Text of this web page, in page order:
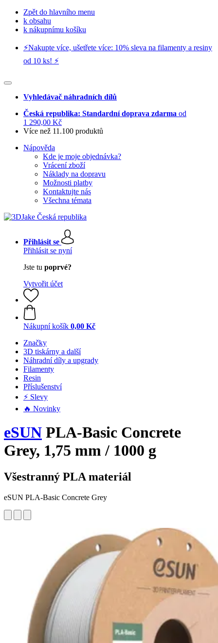
Zpět do hlavního menu
k obsahu
k nákupnímu košíku
⚡️Nakupte více, ušetřete více: 10% sleva na filamenty a resiny
od 10 ks! ⚡️
Vyhledávač náhradních dílů
Česká republika: Standardní doprava zdarma od
1 290,00 Kč
Více než 11.100 produktů
Nápověda
Kde je moje objednávka?
Vrácení zboží
Náklady na dopravu
Možnosti platby
Kontaktujte nás
Všechna témata
Přihlásit se
Přihlásit se nyní
Jste tu poprvé?
Vytvořit účet
Nákupní košík 0,00 Kč
Značky
3D tiskárny a další
Náhradní díly a upgrady
Filamenty
Resin
Příslušenství
⚡ Slevy
🔥 Novinky
eSUN PLA-Basic Concrete
Grey, 1,75 mm / 1000 g
Všestranný PLA materiál
eSUN PLA-Basic Concrete Grey